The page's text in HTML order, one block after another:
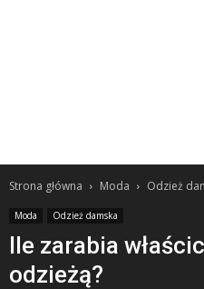
Strona główna Moda Odzież
Moda Odzież damska
Ile zarabia
odzieżą?